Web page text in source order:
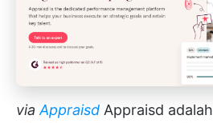
via Appraisd Appraisd adalah